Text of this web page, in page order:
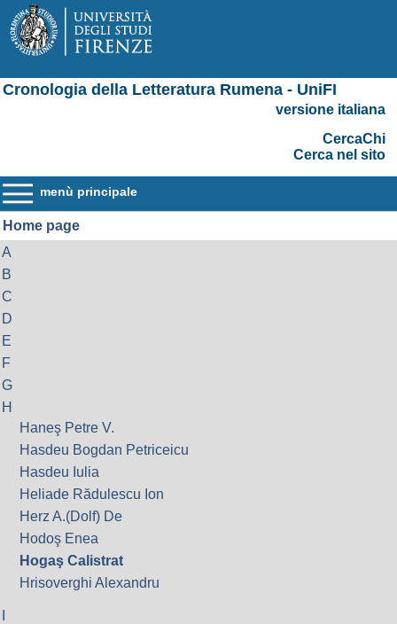
Cronologia della Letteratura Rumena - UniFI
versione italiana
CercaChi
Cerca nel sito
menù principale
Home page
A
B
C
D
E
F
G
H
Haneş Petre V.
Hasdeu Bogdan Petriceicu
Hasdeu Iulia
Heliade Rădulescu Ion
Herz A.(Dolf) De
Hodoş Enea
Hogaş Calistrat
Hrisoverghi Alexandru